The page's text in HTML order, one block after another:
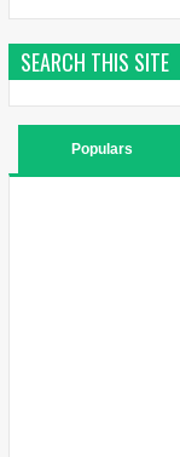
SEARCH THIS SITE
Populars